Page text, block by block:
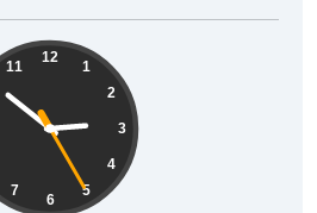
12
1
2
3
4
5
6
7
11